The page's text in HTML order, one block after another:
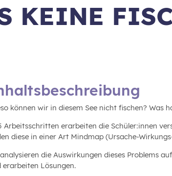
KEINE
können wir in diesem See nicht fischen? Was
Arbeitsschritten erarbeiten die Schüler:innen
diese in einer Art Mindmap (Ursache-
die Auswirkungen dieses Problems
erarbeiten Lösungen.